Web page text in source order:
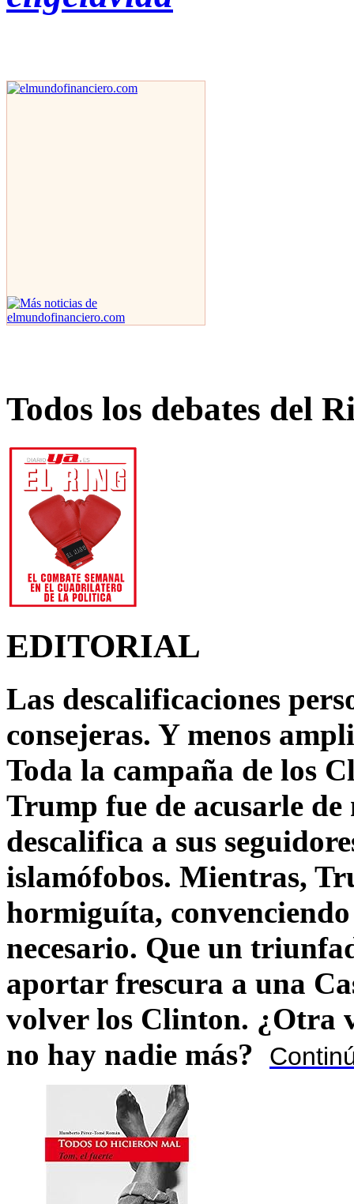
Todos los debates del
EDITORIAL
Las descalificaciones
consejeras. Y menos
Toda la campaña de los
Trump fue de acusarle
descalifica a sus
islamófobos. Mientras,
hormiguíta,
necesario. Que un
aportar frescura a una
volver los Clinton. ¿Otra
no hay nadie más?